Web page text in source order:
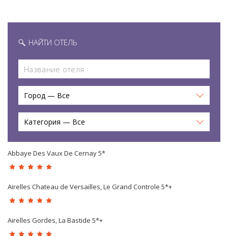
НАЙТИ ОТЕЛЬ
Город — Все
Категория — Все
Abbaye Des Vaux De Cernay 5*
Airelles Chateau de Versailles, Le Grand Controle 5*+
Airelles Gordes, La Bastide 5*+